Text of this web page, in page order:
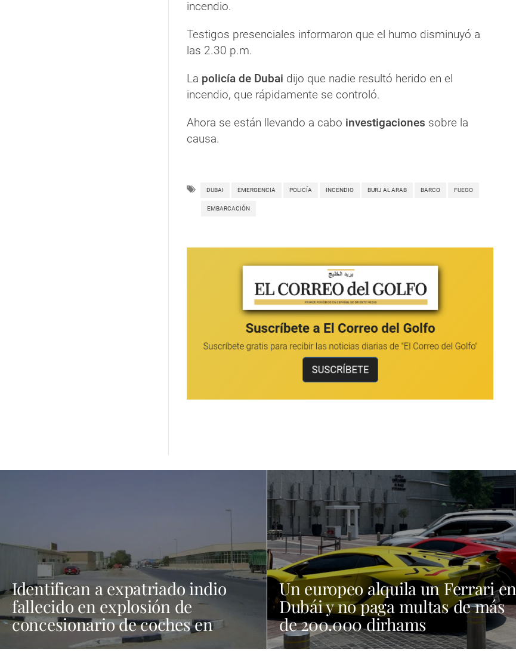
incendio.
Testigos presenciales informaron que el humo disminuyó a
las 2.30 p.m.
La policía de Dubai dijo que nadie resultó herido en el
incendio, que rápidamente se controló.
Ahora se están llevando a cabo investigaciones sobre la
causa.
DUBAI EMERGENCIA POLICÍA INCENDIO BURJ AL ARAB BARCO FUEGO
EMBARCACIÓN
Identifican a expatriado indio
fallecido en explosión de
concesionario de coches en
Un europeo alquila un Ferrari en
Dubái y no paga multas de más
de 200.000 dirhams